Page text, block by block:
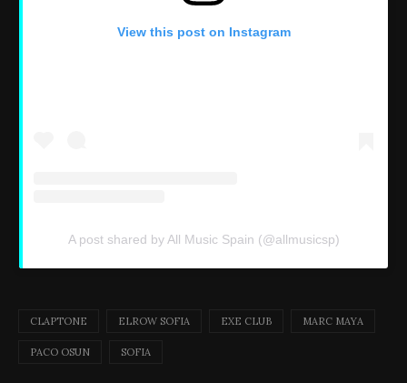
View this post on Instagram
A post shared by All Music Spain (@allmusicsp)
CLAPTONE ELROW SOFIA EXE CLUB MARC MAYA
PACO OSUN SOFIA